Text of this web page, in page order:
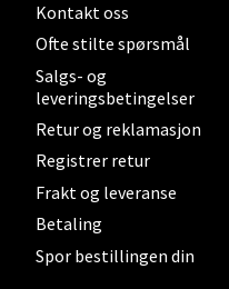
Kontakt oss
Ofte stilte spørsmål
Salgs- og
leveringsbetingelser
Retur og reklamasjon
Registrer retur
Frakt og leveranse
Betaling
Spor bestillingen din
Sunndalsøra -
Alti Sunndal,
Åpent i dag 10-19
0 i butikk